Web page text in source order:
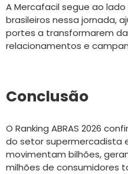
A Mercafacil segue ao
brasileiros nessa jornada,
portes a transformarem
relacionamentos e
Conclusão
O Ranking ABRAS 2026
do setor supermercadista
movimentam bilhões,
milhões de consumidores